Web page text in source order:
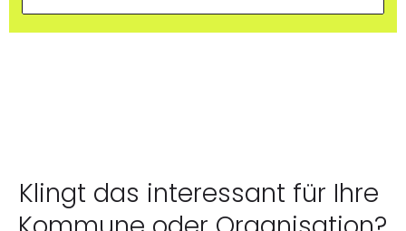
Klingt das interessant für Ihre